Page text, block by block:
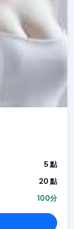
5 點
20 點
100分